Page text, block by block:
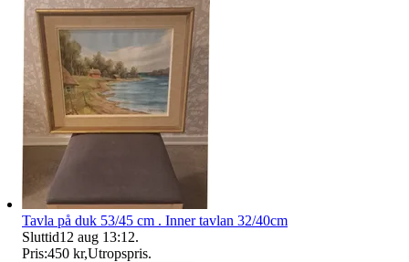
Tavla på duk 53/45 cm . Inner tavlan 32/40cm
Sluttid12 aug 13:12.
Pris:450 kr,Utropspris.